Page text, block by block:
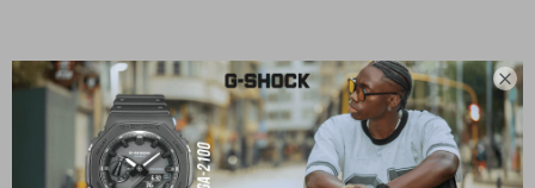

Productos que te pueden interesar